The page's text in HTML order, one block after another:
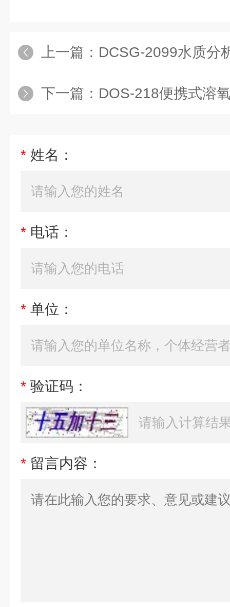
上一篇： DCSG-2099水质分
下一篇： DOS-218便携式溶
* 姓名：
* 电话：
* 单位：
* 验证码：
* 留言内容：